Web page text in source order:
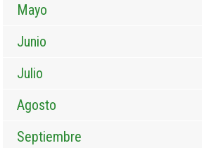
Mayo
Junio
Julio
Agosto
Septiembre